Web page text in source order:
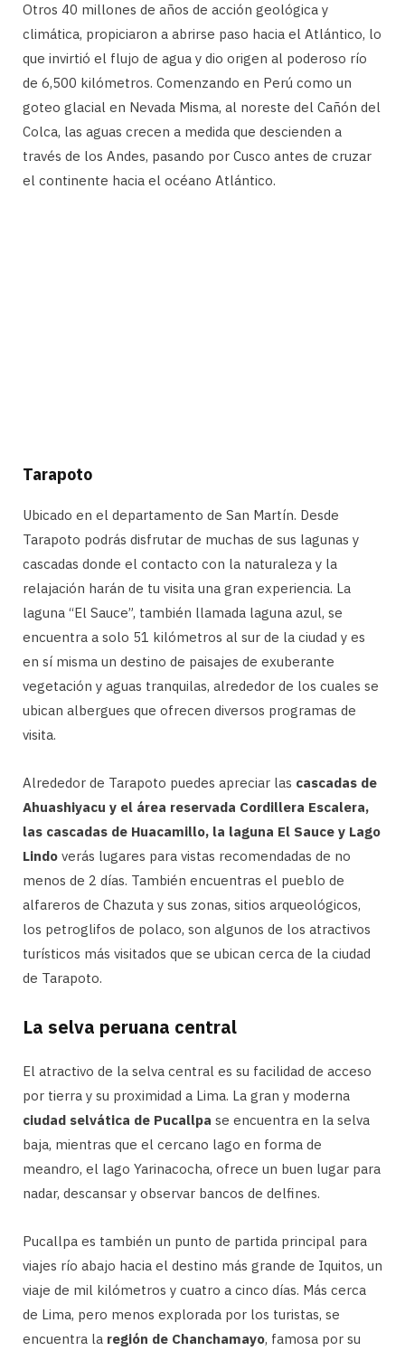
Otros 40 millones de años de acción geológica y
climática, propiciaron a abrirse paso hacia el Atlántico, lo
que invirtió el flujo de agua y dio origen al poderoso río
de 6,500 kilómetros. Comenzando en Perú como un
goteo glacial en Nevada Misma, al noreste del Cañón del
Colca, las aguas crecen a medida que descienden a
través de los Andes, pasando por Cusco antes de cruzar
el continente hacia el océano Atlántico.
Tarapoto
Ubicado en el departamento de San Martín. Desde
Tarapoto podrás disfrutar de muchas de sus lagunas y
cascadas donde el contacto con la naturaleza y la
relajación harán de tu visita una gran experiencia. La
laguna “El Sauce”, también llamada laguna azul, se
encuentra a solo 51 kilómetros al sur de la ciudad y es
en sí misma un destino de paisajes de exuberante
vegetación y aguas tranquilas, alrededor de los cuales se
ubican albergues que ofrecen diversos programas de
visita.
Alrededor de Tarapoto puedes apreciar las cascadas de
Ahuashiyacu y el área reservada Cordillera Escalera,
las cascadas de Huacamillo, la laguna El Sauce y Lago
Lindo verás lugares para vistas recomendadas de no
menos de 2 días. También encuentras el pueblo de
alfareros de Chazuta y sus zonas, sitios arqueológicos,
los petroglifos de polaco, son algunos de los atractivos
turísticos más visitados que se ubican cerca de la ciudad
de Tarapoto.
La selva peruana central
El atractivo de la selva central es su facilidad de acceso
por tierra y su proximidad a Lima. La gran y moderna
ciudad selvática de Pucallpa se encuentra en la selva
baja, mientras que el cercano lago en forma de
meandro, el lago Yarinacocha, ofrece un buen lugar para
nadar, descansar y observar bancos de delfines.
Pucallpa es también un punto de partida principal para
viajes río abajo hacia el destino más grande de Iquitos, un
viaje de mil kilómetros y cuatro a cinco días. Más cerca
de Lima, pero menos explorada por los turistas, se
encuentra la región de Chanchamayo, famosa por su